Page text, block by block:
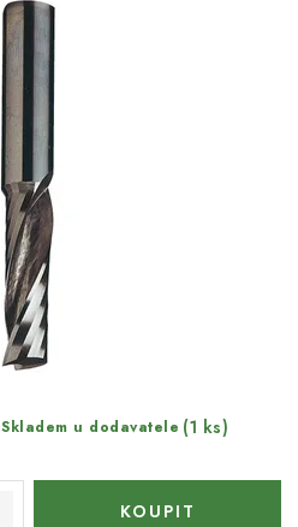
Skladem u dodavatele (1 ks)